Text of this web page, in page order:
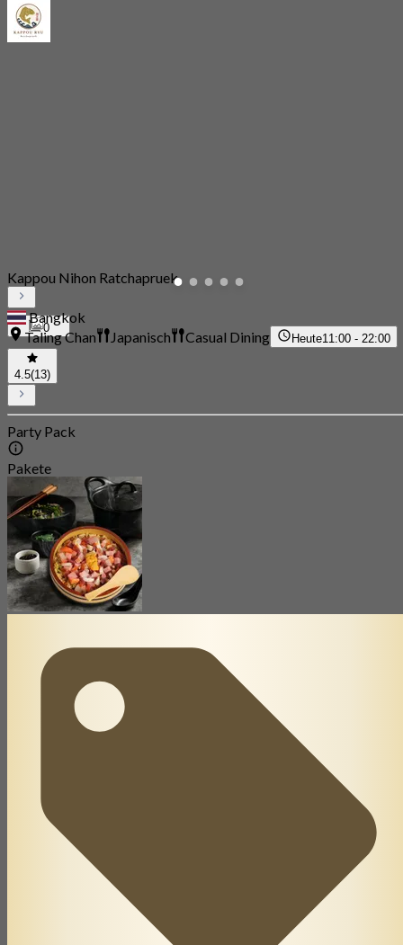
0
Kappou Nihon Ratchapruek
Bangkok
Taling Chan
Japanisch Casual Dining Heute11:00 - 22:00
4.5(13)
Party Pack
Pakete